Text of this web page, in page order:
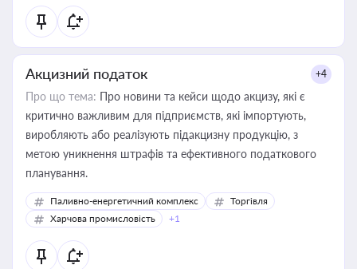
Акцизний податок +4
Про що тема: Про новини та кейси щодо акцизу, які є
критично важливим для підприємств, які імпортують,
виробляють або реалізують підакцизну продукцію, з
метою уникнення штрафів та ефективного податкового
планування.
Паливно-енергетичний комплекс
Торгівля
Харчова промисловість
+1